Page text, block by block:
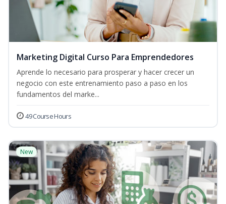
Marketing Digital Curso Para Emprendedores
Aprende lo necesario para prosperar y hacer crecer un
negocio con este entrenamiento paso a paso en los
fundamentos del marke...
49 Course Hours
New